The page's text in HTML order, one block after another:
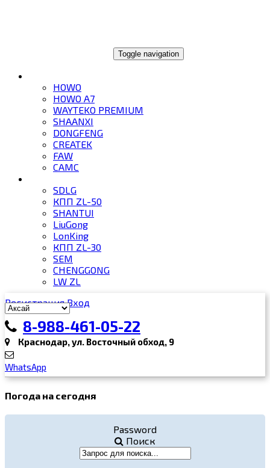
Toggle navigation
HOWO
HOWO A7
WAYTEKO PREMIUM
SHAANXI
DONGFENG
CREATEK
FAW
CAMC
SDLG
КПП ZL-50
SHANTUI
LiuGong
LonKing
КПП ZL-30
SEM
CHENGGONG
LW ZL
Регистрация Вход
8-988-461-05-22
Краснодар, ул. Восточный обход, 9
WhatsApp
Погода на сегодня
Password
Поиск